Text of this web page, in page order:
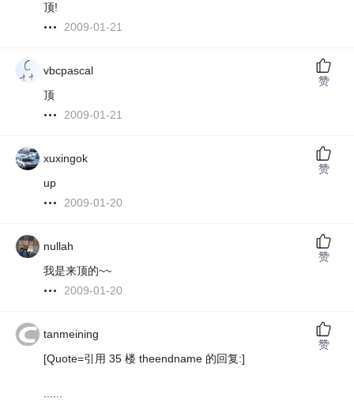
顶!
2009-01-21
vbcpascal
顶
2009-01-21
赞
xuxingok
up
2009-01-20
赞
nullah
我是来顶的~~
2009-01-20
赞
tanmeining
[Quote=引用 35 楼 theendname 的回复:]
......
赞